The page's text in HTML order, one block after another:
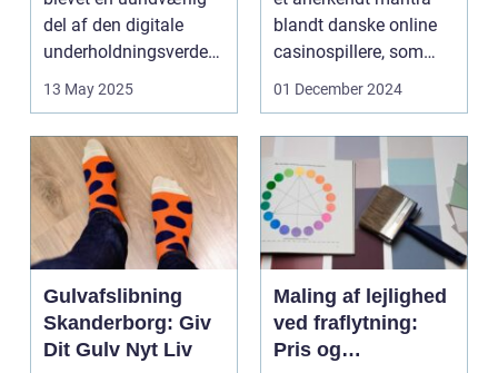
del af den digitale
underholdningsverden.
Med den stad...
13 May 2025
blandt danske online
casinospillere, som
søger unde...
01 December 2024
Gulvafslibning
Skanderborg: Giv
Dit Gulv Nyt Liv
Maling af lejlighed
ved fraflytning:
Pris og